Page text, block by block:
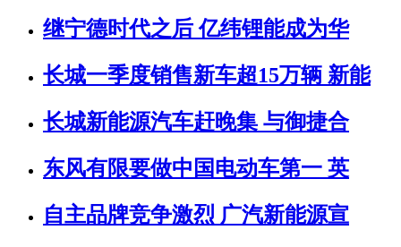
继宁德时代之后 亿纬锂能成为华
长城一季度销售新车超15万辆 新能
长城新能源汽车赶晚集 与御捷合
东风有限要做中国电动车第一 英
自主品牌竞争激烈 广汽新能源宣